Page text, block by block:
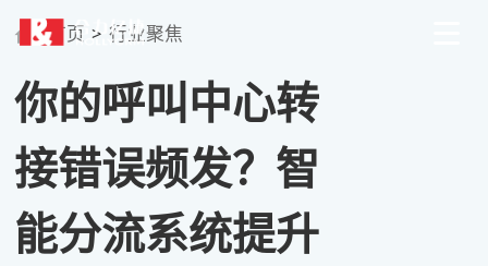
首页 > 行业聚焦
你的呼叫中心转
接错误频发？智
能分流系统提升